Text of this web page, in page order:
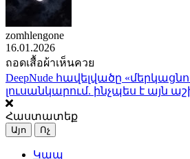
zomhlengone
16.01.2026
ถอดเสื้อผ้าเห็นควย
DeepNude հավելվածը
լուսանկարում. ինչպես է այն
Հաստատեք
Այո Ոչ
Կապ